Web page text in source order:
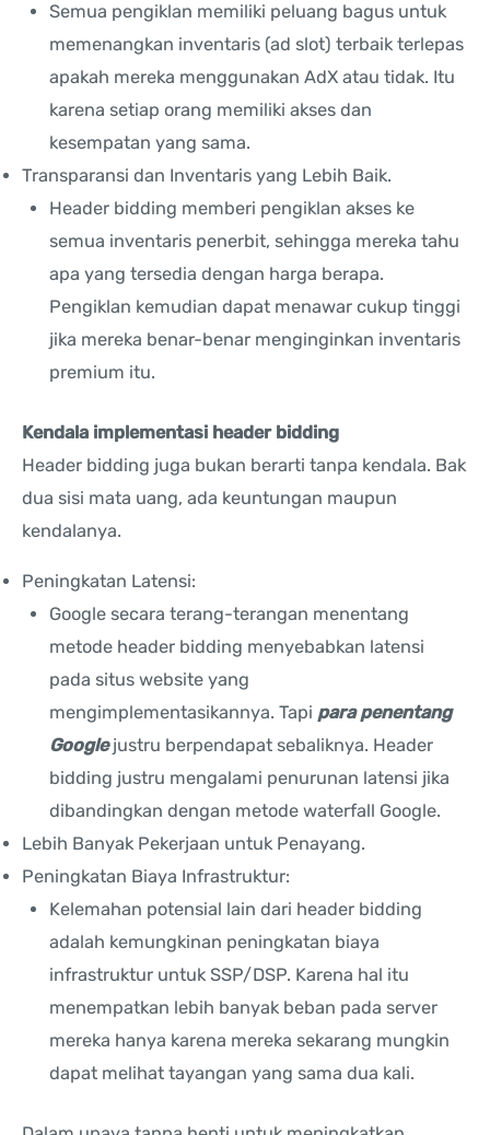
Semua pengiklan memiliki peluang bagus untuk
memenangkan inventaris (ad slot) terbaik terlepas
apakah mereka menggunakan AdX atau tidak. Itu
karena setiap orang memiliki akses dan
kesempatan yang sama.
Transparansi dan Inventaris yang Lebih Baik.
Header bidding memberi pengiklan akses ke
semua inventaris penerbit, sehingga mereka tahu
apa yang tersedia dengan harga berapa.
Pengiklan kemudian dapat menawar cukup tinggi
jika mereka benar-benar menginginkan inventaris
premium itu.
Kendala implementasi header bidding
Header bidding juga bukan berarti tanpa kendala. Bak
dua sisi mata uang, ada keuntungan maupun
kendalanya.
Peningkatan Latensi:
Google secara terang-terangan menentang
metode header bidding menyebabkan latensi
pada situs website yang
mengimplementasikannya. Tapi para penentang
Googlejustru berpendapat sebaliknya. Header
bidding justru mengalami penurunan latensi jika
dibandingkan dengan metode waterfall Google.
Lebih Banyak Pekerjaan untuk Penayang.
Peningkatan Biaya Infrastruktur:
Kelemahan potensial lain dari header bidding
adalah kemungkinan peningkatan biaya
infrastruktur untuk SSP/DSP. Karena hal itu
menempatkan lebih banyak beban pada server
mereka hanya karena mereka sekarang mungkin
dapat melihat tayangan yang sama dua kali.